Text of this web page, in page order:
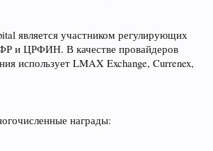
является участником регулирующих
и ЦРФИН. В качестве провайдеров
использует LMAX Exchange, Currenex,
награды: